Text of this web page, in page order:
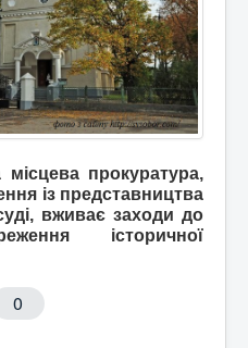
місцева прокуратура,
із представництва
вживає заходи до
історичної
0